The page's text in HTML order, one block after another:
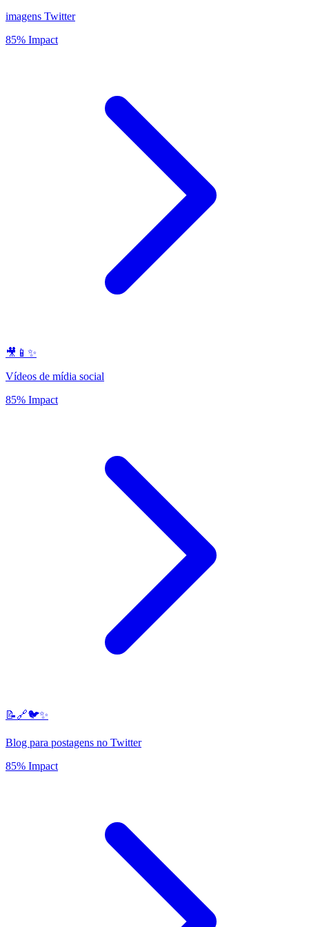
imagens Twitter
85% Impact
🎥📱✨
Vídeos de mídia social
85% Impact
📝🔗🐦✨
Blog para postagens no Twitter
85% Impact